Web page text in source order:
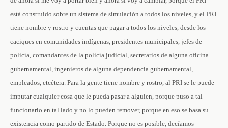
está construido sobre un sistema de simulación a todos los niveles, y el PRI
tiene nombre y rostro y cuentas que pagar a todos los niveles, desde los
caciques en comunidades indígenas, presidentes municipales, jefes de
policía, comandantes de la policía judicial, secretarios de alguna oficina
gubernamental, ingenieros de alguna dependencia gubernamental,
empleados, etcétera. Para la gente tiene nombre y rostro, al PRI se le puede
imputar cualquier cosa que le pueda pasar a alguien, porque puso a tal
funcionario en tal lado y no lo pueden remover, porque en eso se basa su
existencia como partido de Estado. Porque no es posible, decíamos